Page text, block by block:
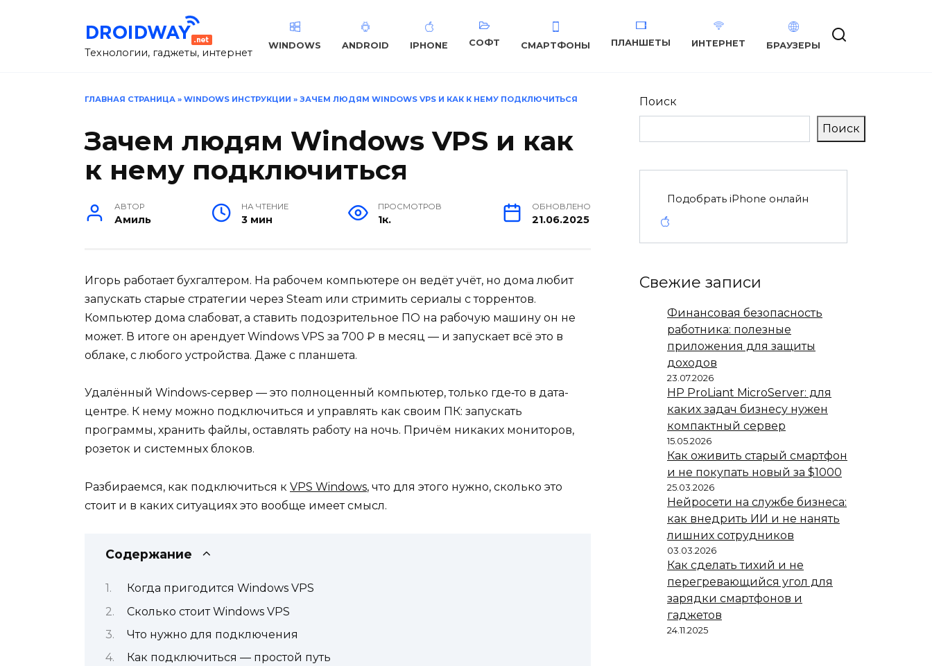
Технологии, гаджеты, интернет
WINDOWS ANDROID IPHONE СОФТ СМАРТФОНЫ ПЛАНШЕТЫ ИНТЕРНЕТ БРАУЗЕРЫ
ГЛАВНАЯ СТРАНИЦА » WINDOWS ИНСТРУКЦИИ » ЗАЧЕМ ЛЮДЯМ WINDOWS VPS И КАК К НЕМУ ПОДКЛЮЧИТЬСЯ
Зачем людям Windows VPS и как
к нему подключиться
АВТОР
Амиль
НА ЧТЕНИЕ
3 мин
ПРОСМОТРОВ
1к.
ОБНОВЛЕНО
21.06.2025
Игорь работает бухгалтером. На рабочем компьютере он ведёт учёт, но дома любит
запускать старые стратегии через Steam или стримить сериалы с торрентов.
Компьютер дома слабоват, а ставить подозрительное ПО на рабочую машину он не
может. В итоге он арендует Windows VPS за 700 ₽ в месяц — и запускает всё это в
облаке, с любого устройства. Даже с планшета.
Удалённый Windows-сервер — это полноценный компьютер, только где‑то в дата-
центре. К нему можно подключиться и управлять как своим ПК: запускать
программы, хранить файлы, оставлять работу на ночь. Причём никаких мониторов,
розеток и системных блоков.
Разбираемся, как подключиться к VPS Windows, что для этого нужно, сколько это
стоит и в каких ситуациях это вообще имеет смысл.
Содержание
Когда пригодится Windows VPS
Сколько стоит Windows VPS
Что нужно для подключения
Как подключиться — простой путь
Поиск
Поиск
Подобрать iPhone онлайн
Свежие записи
Финансовая безопасность
работника: полезные
приложения для защиты
доходов
23.07.2026
HP ProLiant MicroServer: для
каких задач бизнесу нужен
компактный сервер
15.05.2026
Как оживить старый смартфон
и не покупать новый за $1000
25.03.2026
Нейросети на службе бизнеса:
как внедрить ИИ и не нанять
лишних сотрудников
03.03.2026
Как сделать тихий и не
перегревающийся угол для
зарядки смартфонов и
гаджетов
24.11.2025